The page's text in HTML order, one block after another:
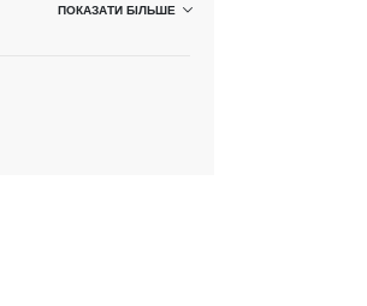
ПОКАЗАТИ БІЛЬШЕ